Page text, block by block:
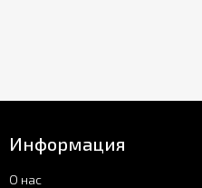
Информация
О нас